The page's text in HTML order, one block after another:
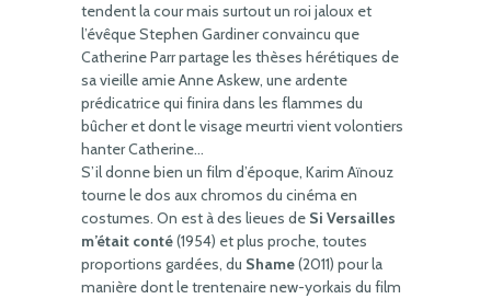
tendent la cour mais surtout un roi jaloux et
l’évêque Stephen Gardiner convaincu que
Catherine Parr partage les thèses hérétiques de
sa vieille amie Anne Askew, une ardente
prédicatrice qui finira dans les flammes du
bûcher et dont le visage meurtri vient volontiers
hanter Catherine…
S’il donne bien un film d’époque, Karim Aïnouz
tourne le dos aux chromos du cinéma en
costumes. On est à des lieues de Si Versailles
m’était conté(1954) et plus proche, toutes
proportions gardées, du Shame(2011) pour la
manière dont le trentenaire new-yorkais du film